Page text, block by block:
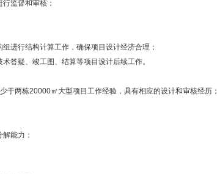
监督和审核；
进行结构计算工作，确保项目设计经济合理；
答疑、竣工图、结算等项目设计后续工作。
于两栋20000㎡大型项目工作经验，具有相应的设计和审核经历；
能力；